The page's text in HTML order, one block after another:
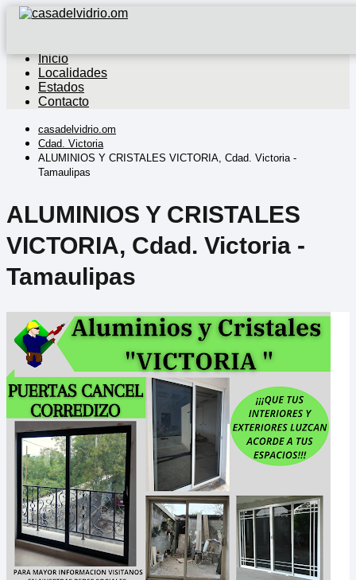
Inicio
Localidades
Estados
Contacto
casadelvidrio.om
Cdad. Victoria
ALUMINIOS Y CRISTALES VICTORIA, Cdad. Victoria -
Tamaulipas
ALUMINIOS Y CRISTALES
VICTORIA, Cdad. Victoria -
Tamaulipas